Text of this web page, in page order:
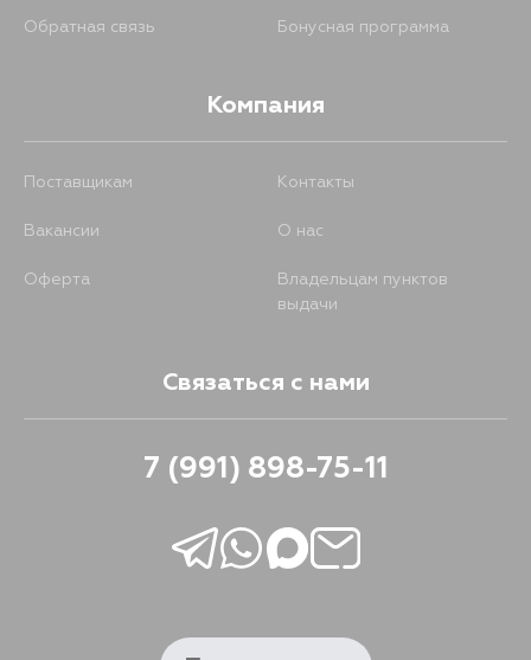
Обратная связь Бонусная программа
Компания
Поставщикам Контакты
Вакансии О нас
Оферта
Владельцам пунктов
выдачи
Связаться с нами
7 (991) 898-75-11